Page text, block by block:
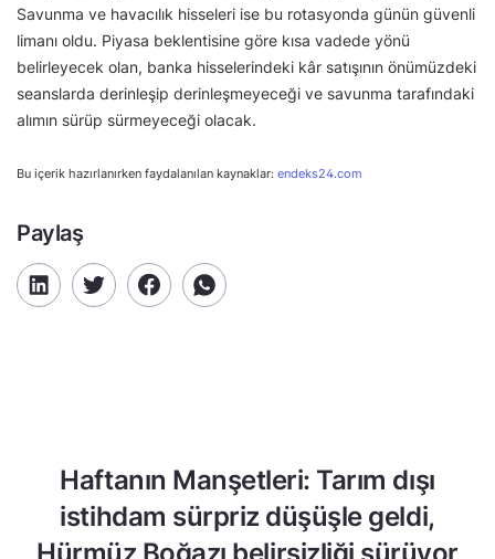
Savunma ve havacılık hisseleri ise bu rotasyonda günün güvenli
limanı oldu. Piyasa beklentisine göre kısa vadede yönü
belirleyecek olan, banka hisselerindeki kâr satışının önümüzdeki
seanslarda derinleşip derinleşmeyeceği ve savunma tarafındaki
alımın sürüp sürmeyeceği olacak.
Bu içerik hazırlanırken faydalanılan kaynaklar: endeks24.com
Paylaş
Haftanın Manşetleri: Tarım dışı
istihdam sürpriz düşüşle geldi,